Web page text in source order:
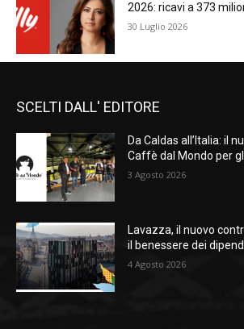
2026: ricavi a 373
30 Luglio 2026
SCELTI DALL' EDITORE
Da Caldas all’Italia: il
Caffè dal Mondo per
3 Agosto 2026
Lavazza, il nuovo
il benessere dei
4 Agosto 2026